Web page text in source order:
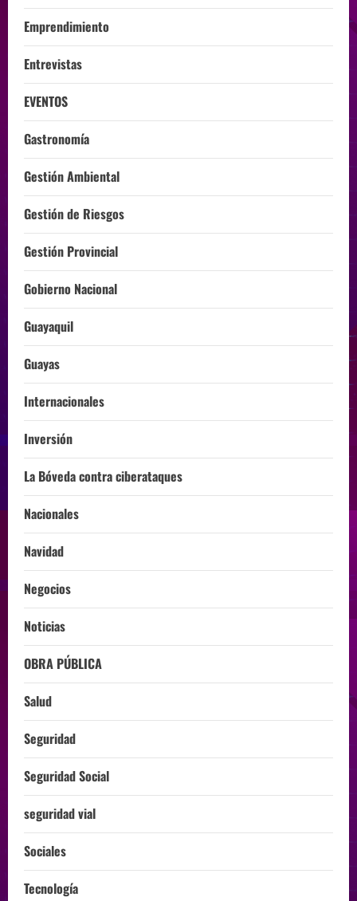
Emprendimiento
Entrevistas
EVENTOS
Gastronomía
Gestión Ambiental
Gestión de Riesgos
Gestión Provincial
Gobierno Nacional
Guayaquil
Guayas
Internacionales
Inversión
La Bóveda contra ciberataques
Nacionales
Navidad
Negocios
Noticias
OBRA PÚBLICA
Salud
Seguridad
Seguridad Social
seguridad vial
Sociales
Tecnología